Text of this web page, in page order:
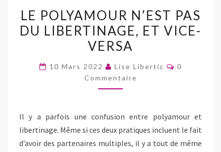
POLYAMOUR
N’EST
PAS
LIBERTINAGE,
ET
LE POLYAMOUR N’EST PAS
DU LIBERTINAGE, ET VICE-
VERSA
10 Mars 2022 Lise Libertic
0
Commentaire
Il y a parfois une confusion entre polyamour et
libertinage. Même si ces deux pratiques incluent le fait
d’avoir des partenaires multiples, il y a tout de même